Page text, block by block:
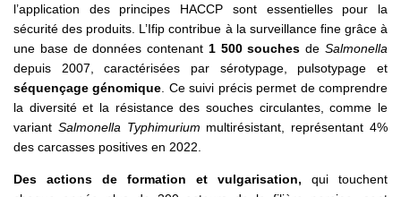
l’application des principes HACCP sont essentielles pour la
sécurité des produits. L’Ifip contribue à la surveillance fine grâce à
une base de données contenant 1 500 souches deSalmonella
depuis 2007, caractérisées par sérotypage, pulsotypage et
séquençage génomique . Ce suivi précis permet de comprendre
la diversité et la résistance des souches circulantes, comme le
variant Salmonella Typhimurium multirésistant, représentant 4%
des carcasses positives en 2022.
Des actions de formation et vulgarisation, qui touchent